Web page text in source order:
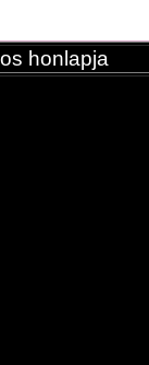
honlapja